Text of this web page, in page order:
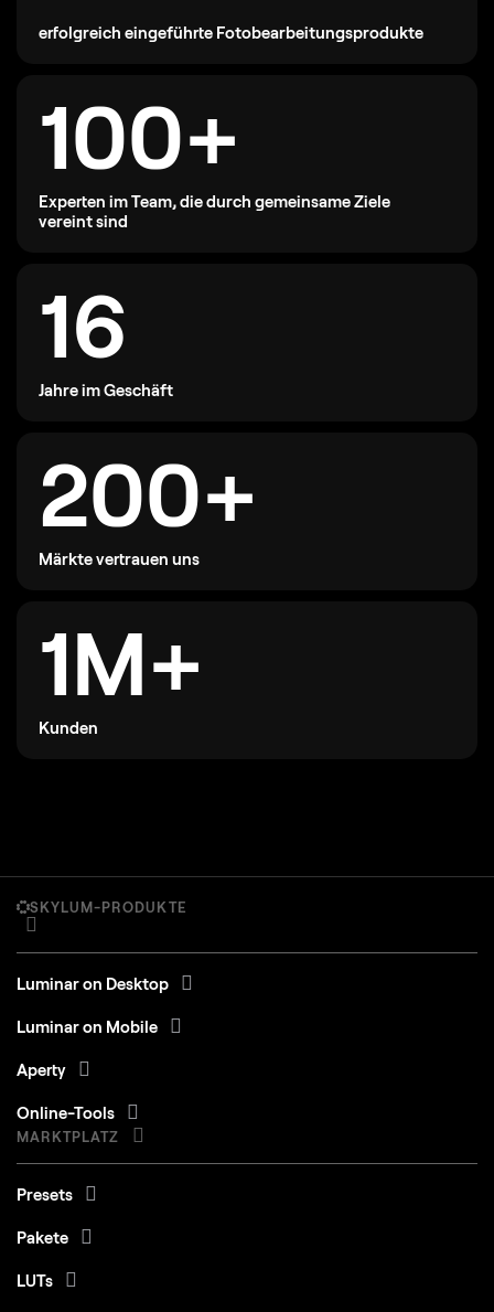
erfolgreich eingeführte Fotobearbeitungsprodukte
100+
Experten im Team, die durch gemeinsame Ziele
vereint sind
16
Jahre im Geschäft
200+
Märkte vertrauen uns
1M+
Kunden
SKYLUM-PRODUKTE
Luminar on Desktop
Luminar on Mobile
Aperty
Online-Tools
MARKTPLATZ
Presets
Pakete
LUTs